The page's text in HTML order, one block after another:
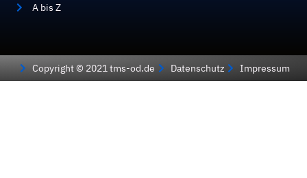
A bis Z
Copyright © 2021 tms-od.de Datenschutz Impressum